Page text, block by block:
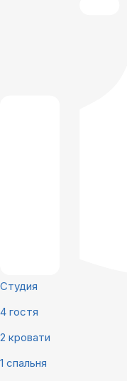
Студия
4 гостя
2 кровати
1 спальня